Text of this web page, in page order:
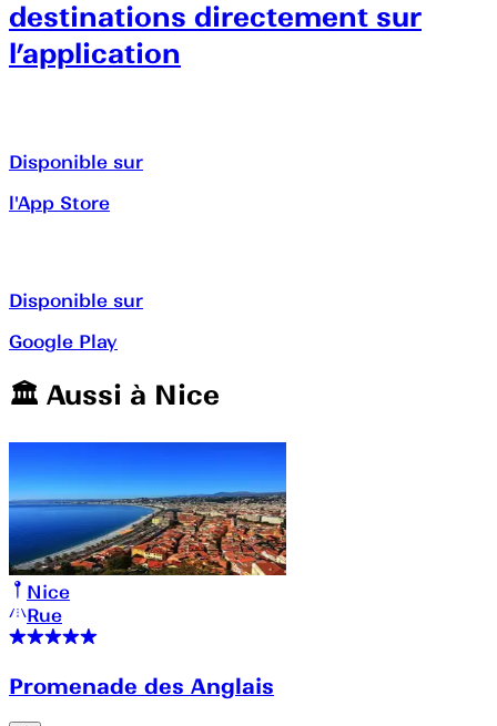
destinations directement sur
l’application
Disponible sur
l'App Store
Disponible sur
Google Play
🏛️️ Aussi à Nice
Nice
Rue
Promenade des Anglais